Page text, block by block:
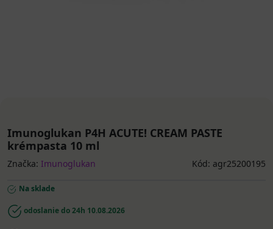
Imunoglukan P4H ACUTE! CREAM PASTE
krémpasta 10 ml
Značka: Imunoglukan Kód: agr25200195
Na sklade
odoslanie do 24h 10.08.2026